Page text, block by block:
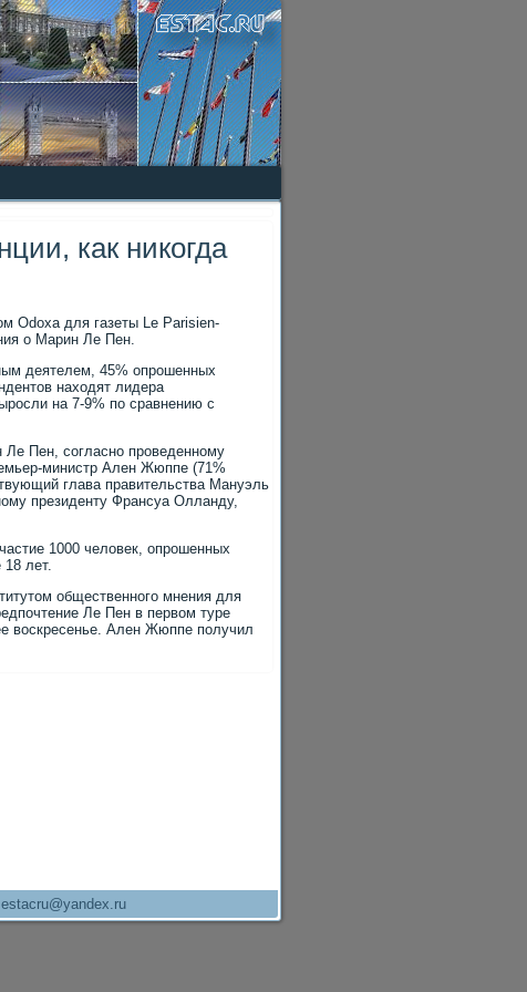
как никогда
Odoxa для газеты Le Parisien-
о Марин Ле Пен.
деятелем, 45% опрошенных
находят лидера
на 7-9% по сравнению с
Ле Пен, согласно проведенному
министр Ален Жюппе (71%
глава правительства Мануэль
президенту Франсуа Олланду,
1000 человек, опрошенных
лет.
общественного мнения для
Ле Пен в первом туре
воскресенье. Ален Жюппе получил
estacru@yandex.ru